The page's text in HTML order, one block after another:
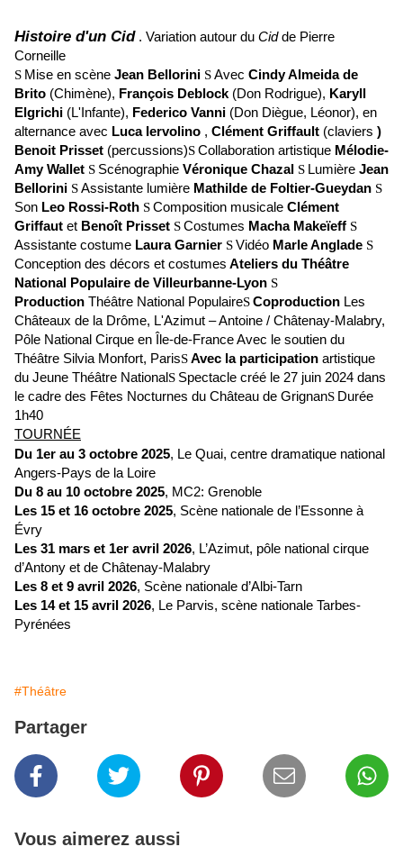
Histoire d'un Cid. Variation autour du Cidde Pierre
Corneille
S Mise en scène Jean Bellorini SAvec Cindy Almeida de
Brito (Chimène), François Deblock (Don Rodrigue), Karyll
Elgrichi (L'Infante), Federico Vanni (Don Diègue, Léonor), en
alternance avec Luca Iervolino , Clément Griffault (claviers )
Benoit Prisset (percussions)SCollaboration artistique Mélodie-
Amy Wallet S Scénographie Véronique Chazal S Lumière Jean
Bellorini SAssistante lumière Mathilde de Foltier-Gueydan S
Son Leo Rossi-Roth SComposition musicale Clément
Griffaut et Benoît Prisset SCostumes Macha Makeïeff S
Assistante costume Laura Garnier SVidéo Marle Anglade S
Conception des décors et costumes Ateliers du Théâtre
National Populaire de Villeurbanne-Lyon S
Production Théâtre National PopulaireSCoproduction Les
Châteaux de la Drôme, L'Azimut – Antoine / Châtenay-Malabry,
Pôle National Cirque en Île-de-France Avec le soutien du
Théâtre Silvia Monfort, ParisSAvec la participation artistique
du Jeune Théâtre NationalS Spectacle créé le 27 juin 2024 dans
le cadre des Fêtes Nocturnes du Château de GrignanS Durée
1h40
TOURNÉE
Du 1er au 3 octobre 2025, Le Quai, centre dramatique national
Angers-Pays de la Loire
Du 8 au 10 octobre 2025, MC2: Grenoble
Les 15 et 16 octobre 2025, Scène nationale de l’Essonne à
Évry
Les 31 mars et 1er avril 2026, L’Azimut, pôle national cirque
d’Antony et de Châtenay-Malabry
Les 8 et 9 avril 2026, Scène nationale d’Albi-Tarn
Les 14 et 15 avril 2026, Le Parvis, scène nationale Tarbes-
Pyrénées
#Théâtre
Partager
Vous aimerez aussi